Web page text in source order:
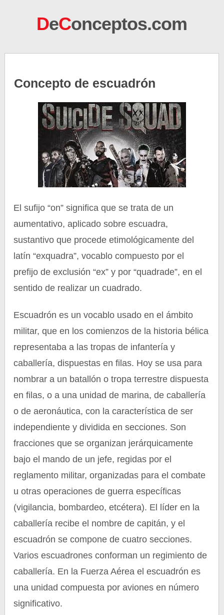
DeConceptos.com
Concepto de escuadrón
El sufijo “on” significa que se trata de un
aumentativo, aplicado sobre escuadra,
sustantivo que procede etimológicamente del
latín “exquadra”, vocablo compuesto por el
prefijo de exclusión “ex” y por “quadrade”, en el
sentido de realizar un cuadrado.
Escuadrón es un vocablo usado en el ámbito
militar, que en los comienzos de la historia bélica
representaba a las tropas de infantería y
caballería, dispuestas en filas. Hoy se usa para
nombrar a un batallón o tropa terrestre dispuesta
en filas, o a una unidad de marina, de caballería
o de aeronáutica, con la característica de ser
independiente y dividida en secciones. Son
fracciones que se organizan jerárquicamente
bajo el mando de un jefe, regidas por el
reglamento militar, organizadas para el combate
u otras operaciones de guerra específicas
(vigilancia, bombardeo, etcétera). El líder en la
caballería recibe el nombre de capitán, y el
escuadrón se compone de cuatro secciones.
Varios escuadrones conforman un regimiento de
caballería. En la Fuerza Aérea el escuadrón es
una unidad compuesta por aviones en número
significativo.